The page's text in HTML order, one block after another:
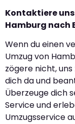
Kontaktiere
Hamburg nach
Wenn du einen
Umzug von
zögere nicht,
dich da und
Überzeuge dich
Service und
Umzugsservice